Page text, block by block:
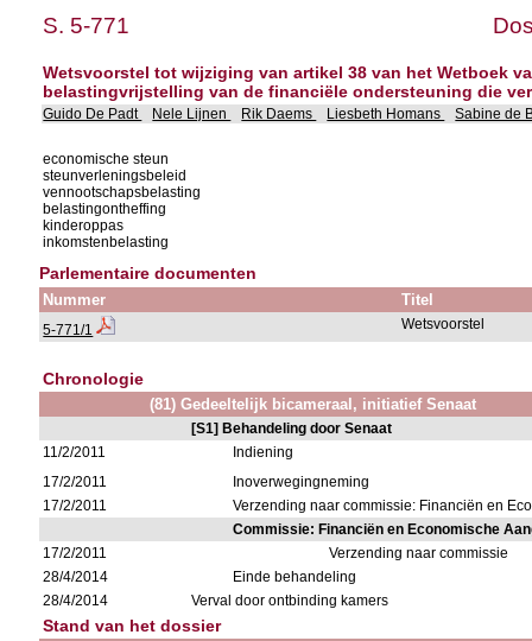
S. 5-771
Wetsvoorstel tot wijziging van artikel 38 van het Wetboek
belastingvrijstelling van de financiële ondersteuning die
Guido De Padt Nele Lijnen Rik Daems Liesbeth Homans Sabine de
economische steun
steunverleningsbeleid
vennootschapsbelasting
belastingontheffing
kinderoppas
inkomstenbelasting
Parlementaire documenten
Nummer Titel
5-771/1 Wetsvoorstel
Chronologie
(81) Gedeeltelijk bicameraal, initiatief Senaat
[S1] Behandeling door Senaat
11/2/2011
Indiening
17/2/2011
Inoverwegingneming
17/2/2011
Verzending naar commissie: Financiën en
Commissie: Financiën en Economische
17/2/2011
Verzending naar commissie
28/4/2014
Einde behandeling
28/4/2014
Verval door ontbinding kamers
Stand van het dossier